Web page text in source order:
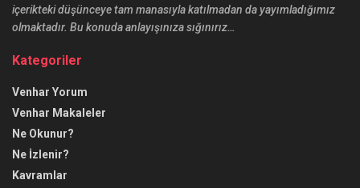
içerikteki düşünceye tam manasıyla katılmadan da yayımladığımız
olmaktadır. Bu konuda anlayışınıza sığınırız…
Kategoriler
Venhar Yorum
Venhar Makaleler
Ne Okunur?
Ne İzlenir?
Kavramlar